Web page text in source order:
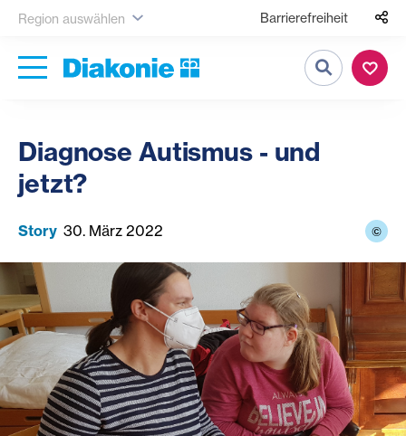
Region auswählen Barrierefreiheit
Suche
Diagnose Autismus - und
jetzt?
Story 30. März 2022 ©